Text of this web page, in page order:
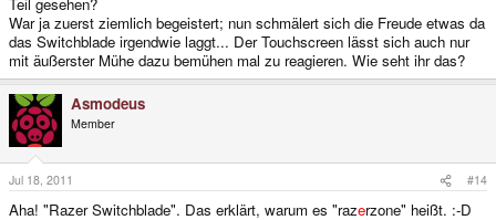
War ja zuerst ziemlich begeistert; nun schmälert sich die Freude etwas da
das Switchblade irgendwie laggt... Der Touchscreen lässt sich auch nur
mit äußerster Mühe dazu bemühen mal zu reagieren. Wie seht ihr das?
Asmodeus
Member
Jul 18, 2011 #14
Aha! "Razer Switchblade". Das erklärt, warum es "razerzone" heißt. :-D